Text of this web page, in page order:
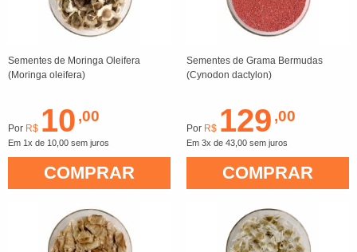
Sementes de Moringa Oleifera
(Moringa oleifera)
Por R$ 10 ,00
Em 1x de 10,00 sem juros
COMPRAR
Sementes de Grama Bermudas
(Cynodon dactylon)
Por R$ 129 ,00
Em 3x de 43,00 sem juros
COMPRAR